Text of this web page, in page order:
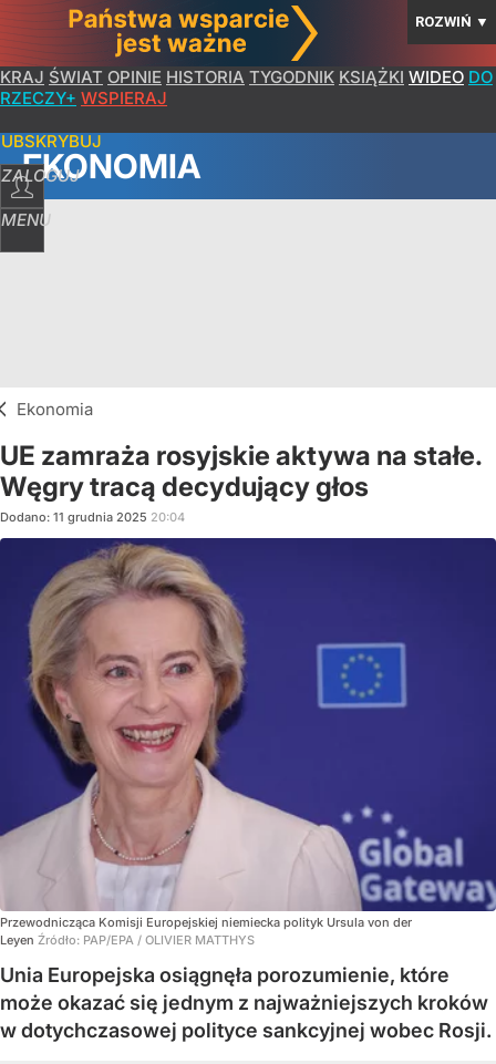
ROZWIŃ ▼
KRAJ ŚWIAT OPINIE HISTORIA TYGODNIK KSIĄŻKI WIDEO DO
RZECZY+ WSPIERAJ
ZALOGUJ
MENU
EKONOMIA
Ekonomia
UE zamraża rosyjskie aktywa na stałe.
Węgry tracą decydujący głos
Dodano: 11 grudnia 2025 20:04
Przewodnicząca Komisji Europejskiej niemiecka polityk Ursula von der
Leyen Źródło: PAP/EPA / OLIVIER MATTHYS
Unia Europejska osiągnęła porozumienie, które
może okazać się jednym z najważniejszych kroków
w dotychczasowej polityce sankcyjnej wobec Rosji.